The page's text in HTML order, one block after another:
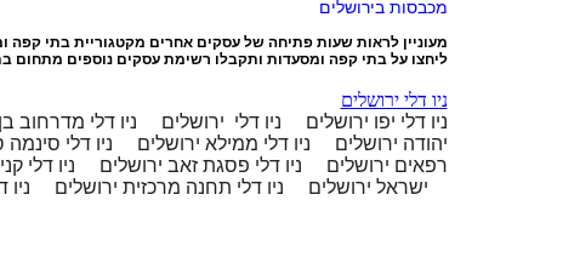
מכבסות בירושלים
מעוניין לראות שעות פתיחה של עסקים אחרים מקטגורייתבתי קפה
ליחצו עלבתי קפה ומסעדות ותקבלו רשימת עסקים נוספים מתחום
ניו דלי ירושלים
ניו דלי יפו ירושלים
ניו דלי ירושלים ניו דלי מדרחוב
יהודה ירושלים
ניו דלי ממילא ירושלים ניו דלי סינמה
רפאים ירושלים
ניו דלי פסגת זאב ירושלים ניו דלי
ישראל ירושלים
ניו דלי תחנה מרכזית ירושלים